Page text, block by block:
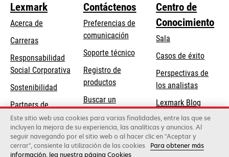
Lexmark
Acerca de
Carreras
Responsabilidad
Social Corporativa
abre
una
pestaña
nueva
Sostenibilidad
Partners de
Lexmark
Contáctenos
Preferencias de
comunicación
Soporte técnicose
pestaña
nueva
Registro de
productos
Buscar un
concesionario
Centro de
Conocimiento
Sala
Casos de éxito
Perspectivas de
los analistas
Lexmark Blog
Lexmark International, Inc., una empresa de Xerox
Este sitio web usa cookies para varias finalidades, entre las que se
incluyen la mejora de su experiencia, las analíticas y anuncios. Al
seguir navegando por el sitio web o al hacer clic en "Aceptar y
cerrar", consiente la utilización de las cookies
Para obtener más
información, lea nuestra página Cookies